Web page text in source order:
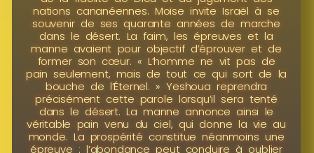
nations cananéennes. Moïse invite Israël à se
souvenir de ses quarante années de marche
dans le désert. La faim, les épreuves et la
manne avaient pour objectif d’éprouver et de
former son cœur. « L’homme ne vit pas de
pain seulement, mais de tout ce qui sort de la
bouche de l’Éternel. » Yeshoua reprendra
précisément cette parole lorsqu’il sera tenté
dans le désert. La manne annonce ainsi le
véritable pain venu du ciel, qui donne la vie au
monde. La prospérité constitue néanmoins une
épreuve : l’abondance peut conduire à oublier